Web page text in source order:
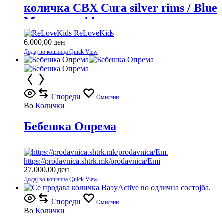
количка CBX Cura silver rims / Blue
Moon-navy blue
ReLoveKids
6.000,00 ден
Додај во кошница Quick View
Спореди Омилени
Во Колички
Бебешка Опрема
https://prodavnica.shtrk.mk/prodavnica/Emi
27.000,00 ден
Додај во кошница Quick View
Спореди Омилени
Во Колички